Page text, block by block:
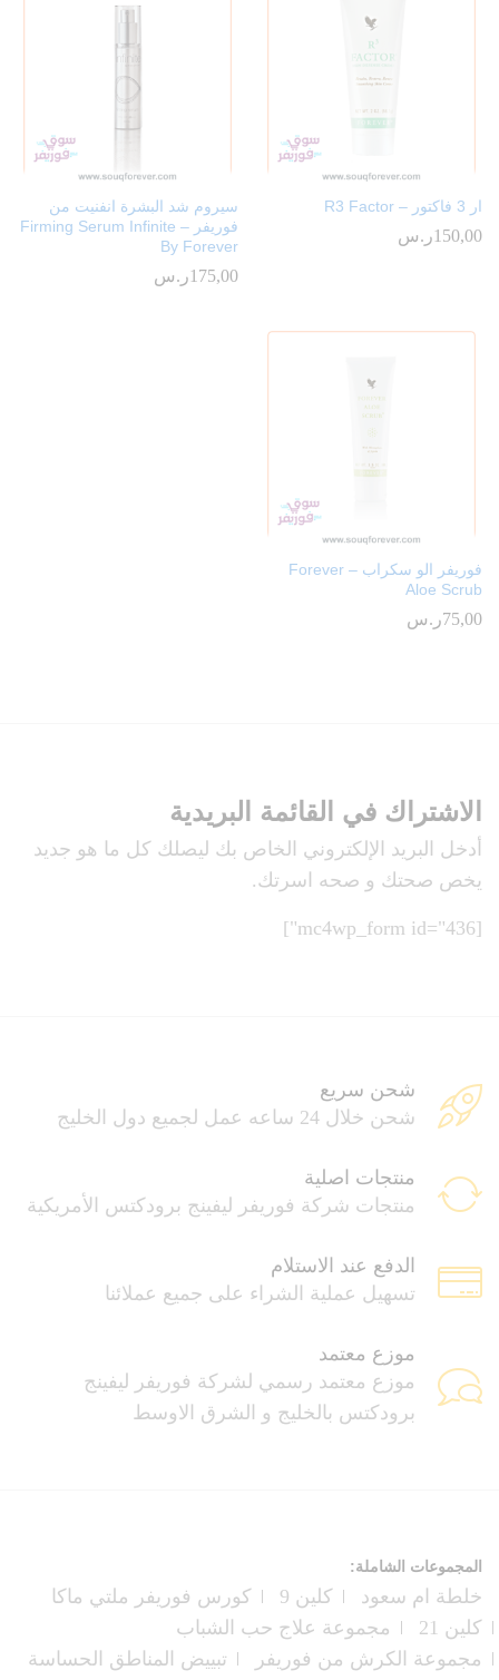
ار 3 فاكتور – R3 Factor
150,00ر.س
سيروم شد البشرة انفنيت من
فوريفر – Firming Serum Infinite
By Forever
175,00ر.س
فوريفر الو سكراب – Forever
Aloe Scrub
75,00ر.س
الاشتراك في القائمة البريدية
أدخل البريد الإلكتروني الخاص بك ليصلك كل ما هو جديد
يخص صحتك و صحه اسرتك.
[mc4wp_form id="436"]
شحن سريع
شحن خلال 24 ساعه عمل لجميع دول الخليج
منتجات اصلية
منتجات شركة فوريفر ليفينج برودكتس الأمريكية
الدفع عند الاستلام
تسهيل عملية الشراء على جميع عملائنا
موزع معتمد
موزع معتمد رسمي لشركة فوريفر ليفينج
برودكتس بالخليج و الشرق الاوسط
المجموعات الشاملة:
خلطة ام سعود كلين 9
كورس فوريفر ملتي ماكا
كلين 21
مجموعة علاج حب الشباب
مجموعة الكرش من فوريفر
تبييض المناطق الحساسة